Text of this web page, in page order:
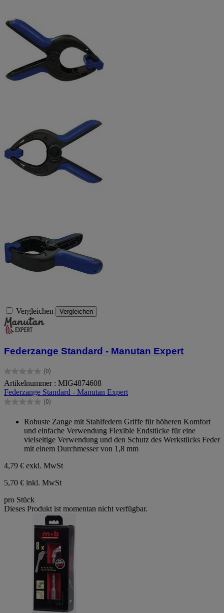
Vergleichen Vergleichen
Federzange Standard - Manutan Expert
(0)
0.0
von
5
Sternen.
Artikelnummer : MIG4874608
Federzange Standard - Manutan Expert
(0)
0.0
Sternen.
Robuste Zange mit Stahlfedern Griffe für höheren Komfort
und einfache Verwendung Flexible Endstücke für eine
vielseitige Verwendung und den Schutz des Werkstücks Feder
mit einem Durchmesser von 1,8 mm
4,79 € exkl. MwSt
5,70 € inkl. MwSt
pro Stück
Dieses Produkt ist momentan nicht verfügbar.